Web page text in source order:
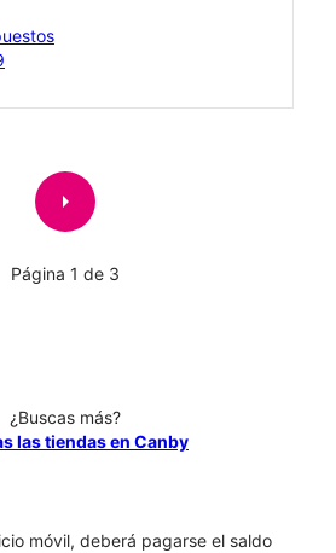
arrow_right
Página 1 de 3
¿Buscas más?
las tiendas en Canby
móvil, deberá pagarse el saldo